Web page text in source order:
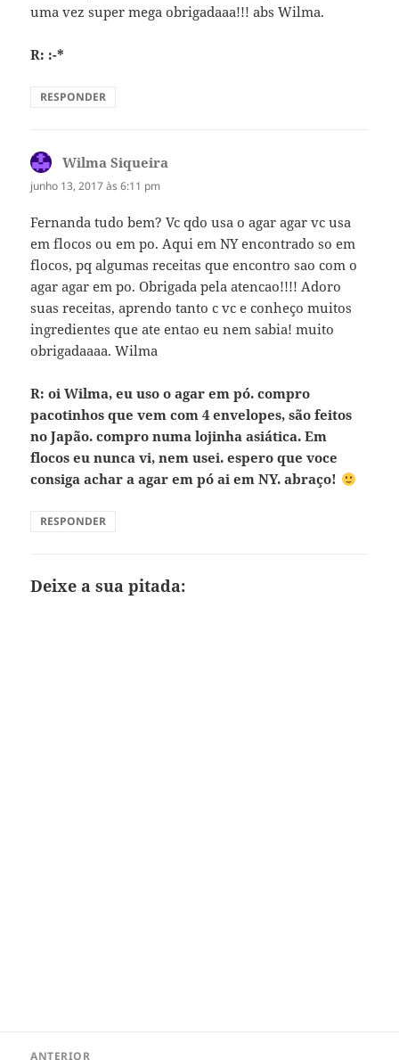
uma vez super mega obrigadaaa!!! abs Wilma.
R: :-*
RESPONDER
Wilma Siqueira
junho 13, 2017 às 6:11 pm
Fernanda tudo bem? Vc qdo usa o agar agar vc usa
em flocos ou em po. Aqui em NY encontrado so em
flocos, pq algumas receitas que encontro sao com o
agar agar em po. Obrigada pela atencao!!!! Adoro
suas receitas, aprendo tanto c vc e conheço muitos
ingredientes que ate entao eu nem sabia! muito
obrigadaaaa. Wilma
R: oi Wilma, eu uso o agar em pó. compro
pacotinhos que vem com 4 envelopes, são feitos
no Japão. compro numa lojinha asiática. Em
flocos eu nunca vi, nem usei. espero que voce
consiga achar a agar em pó ai em NY. abraço!
RESPONDER
Deixe a sua pitada:
ANTERIOR